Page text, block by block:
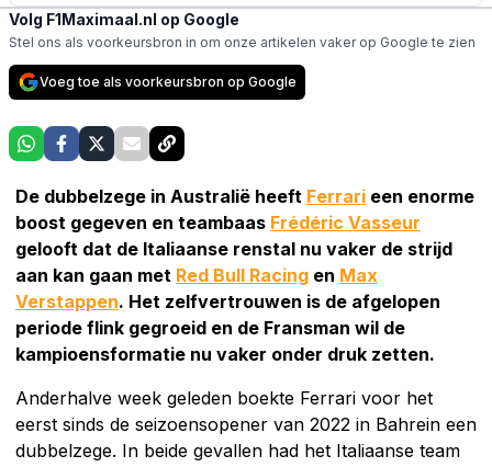
Volg F1Maximaal.nl op Google
Stel ons als voorkeursbron in om onze artikelen vaker op Google te zien
Voeg toe als voorkeursbron op Google
De dubbelzege in Australië heeft Ferrari een enorme
boost gegeven en teambaas Frédéric Vasseur
gelooft dat de Italiaanse renstal nu vaker de strijd
aan kan gaan met Red Bull Racing en Max
Verstappen. Het zelfvertrouwen is de afgelopen
periode flink gegroeid en de Fransman wil de
kampioensformatie nu vaker onder druk zetten.
Anderhalve week geleden boekte Ferrari voor het
eerst sinds de seizoensopener van 2022 in Bahrein een
dubbelzege. In beide gevallen had het Italiaanse team